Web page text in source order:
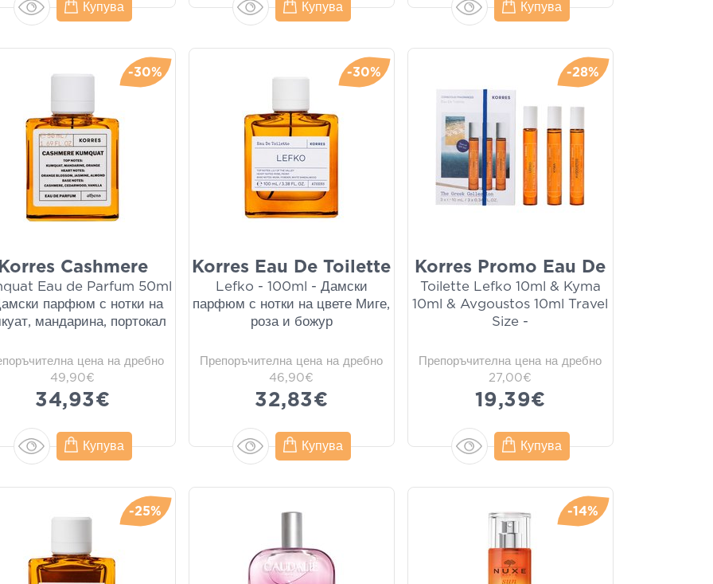
Купува Купува Купува
-30%
Korres Cashmere
Eau de Parfum 50ml
парфюм с нотки на
мандарина, портокал
цена на дребно
49,90€
34,93€
Купува
-30%
Korres Eau De Toilette
Lefko - 100ml - Дамски
парфюм с нотки на цвете Миге,
роза и божур
Препоръчителна цена на дребно
46,90€
32,83€
Купува
-28%
Korres Promo Eau De
Toilette Lefko 10ml & Kyma
10ml & Avgoustos 10ml Travel
Size -
Препоръчителна цена на дребно
27,00€
19,39€
Купува
-25% -14%